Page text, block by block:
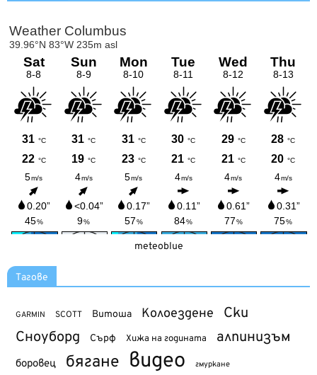
meteoblue
Тагове
GARMIN SCOTT Витоша Колоездене Ски
Сноуборд Сърф Хижа на годината алпинизъм
боровец бягане видео гмуркане